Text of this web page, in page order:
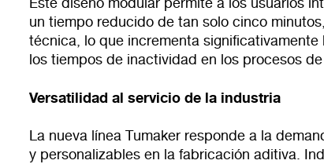
un tiempo reducido de tan solo cinco
técnica, lo que incrementa significativamente
los tiempos de inactividad en los procesos
Versatilidad al servicio de la industria
La nueva línea Tumaker responde a la
y personalizables en la fabricación aditiva.